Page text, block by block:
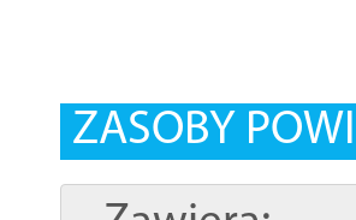
ZASOBY